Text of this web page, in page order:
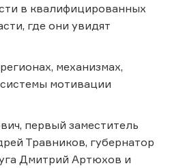
в квалифицированных
где они увидят
механизмах,
мотивации
первый заместитель
Травников, губернатор
Дмитрий Артюхов и